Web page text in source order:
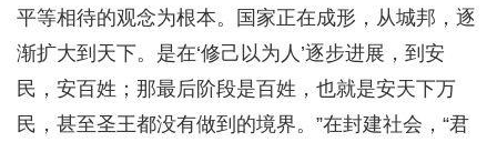
平等相待的观念为根本。国家正在成形，从城邦，逐
渐扩大到天下。是在‘修己以为人’逐步进展，到安
民，安百姓；那最后阶段是百姓，也就是安天下万
民，甚至圣王都没有做到的境界。”在封建社会，“君